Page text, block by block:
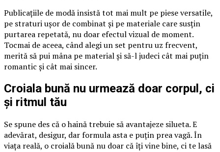
Publicațiile de modă insistă tot mai mult pe piese versatile,
pe straturi ușor de combinat și pe materiale care susțin
purtarea repetată, nu doar efectul vizual de moment.
Tocmai de aceea, când alegi un set pentru uz frecvent,
merită să pui mâna pe material și să-l judeci cât mai puțin
romantic și cât mai sincer.
Croiala bună nu urmează doar corpul, ci
și ritmul tău
Se spune des că o haină trebuie să avantajeze silueta. E
adevărat, desigur, dar formula asta e puțin prea vagă. În
viața reală, o croială bună nu doar că îți vine bine, ci te lasă